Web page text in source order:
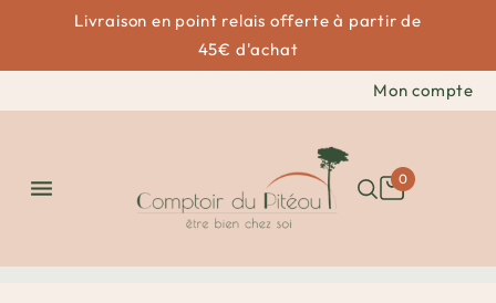
Livraison en point relais offerte à partir de
45€ d'achat
Mon compte
 0